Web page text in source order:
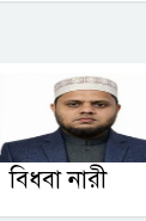
বিধবা নারী